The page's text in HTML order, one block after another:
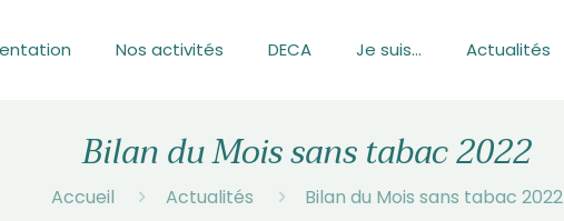
Nos activités DECA Je suis… Actualités
Bilan du Mois sans tabac 2022
Accueil Actualités Bilan du Mois sans tabac 2022